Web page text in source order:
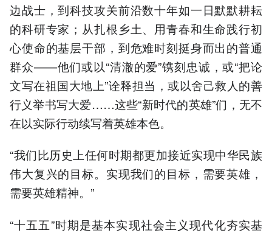
边战士，到科技攻关前沿数十年如一日默默耕耘
的科研专家；从扎根乡土、用青春和生命践行初
心使命的基层干部，到危难时刻挺身而出的普通
群众——他们或以“清澈的爱”镌刻忠诚，或“把论
文写在祖国大地上”诠释担当，或以舍己救人的善
行义举书写大爱……这些“新时代的英雄”们，无不
在以实际行动续写着英雄本色。
“我们比历史上任何时期都更加接近实现中华民族
伟大复兴的目标。实现我们的目标，需要英雄，
需要英雄精神。”
“十五五”时期是基本实现社会主义现代化夯实基